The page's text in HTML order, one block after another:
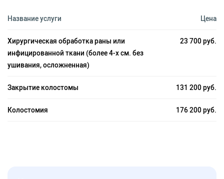
Название услуги Цена
Хирургическая обработка раны или
инфицированной ткани (более 4-х см. без
ушивания, осложненная)
23 700 руб.
Закрытие колостомы 131 200 руб.
Колостомия 176 200 руб.